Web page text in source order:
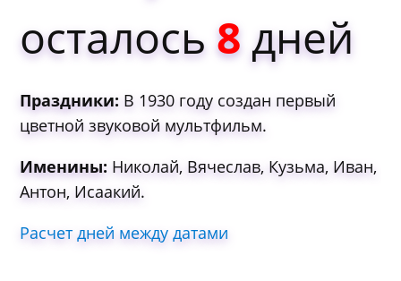
осталось8дней
Праздники: В 1930 году создан первый
цветной звуковой мультфильм.
Именины: Николай, Вячеслав, Кузьма, Иван,
Антон, Исаакий.
Расчет дней между датами